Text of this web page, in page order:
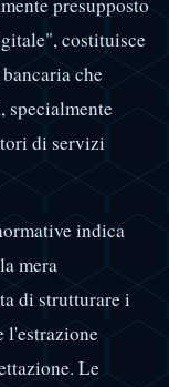
costituisce
che
specialmente
di servizi
indica
mera
di strutturare i
l'estrazione
Le